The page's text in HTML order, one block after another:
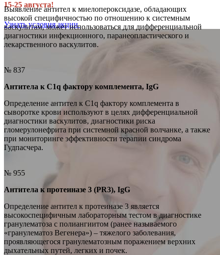
15-25 августа!
Узнать условия акции
Выявление антител к миелопероксидазе, обладающих
высокой специфичностью по отношению к системным
васкулитам, может использоваться для дифференциальной
диагностики инфекционного, паранеопластического и
лекарственного васкулитов.
№ 837
Антитела к C1q фактору комплемента, IgG
Определение антител к C1q фактору комплемента в
сыворотке крови используют в целях дифференциальной
диагностики васкулитов, диагностики риска
гломерулонефрита при системной красной волчанке, а также
при мониторинге эффективности терапии синдрома
Гудпасчера.
№ 955
Антитела к протеиназе 3 (PR3), IgG
Определение антител к протеиназе 3 является
высокоспецифичным лабораторным тестом в диагностике
гранулематоза с полиангиитом (ранее называемого
«гранулематоз Вегенера») – тяжелого заболевания,
проявляющегося гранулематозным поражением верхних
дыхательных путей, легких и почек.